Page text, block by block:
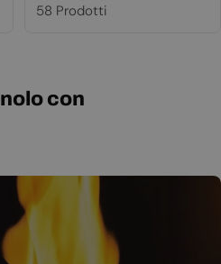
58 Prodotti
con